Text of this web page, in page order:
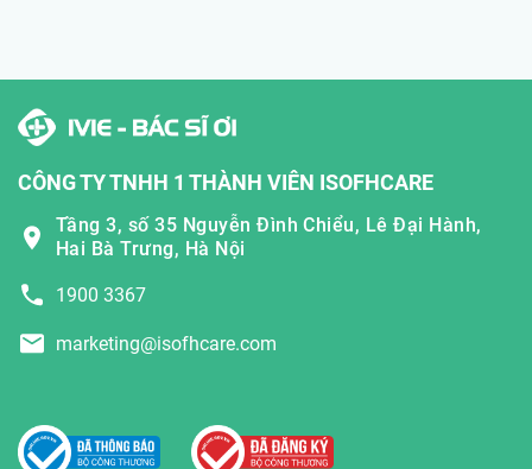
CÔNG TY TNHH 1 THÀNH VIÊN ISOFHCARE
Tầng 3, số 35 Nguyễn Đình Chiểu, Lê Đại Hành,
Hai Bà Trưng, Hà Nội
1900 3367
marketing@isofhcare.com